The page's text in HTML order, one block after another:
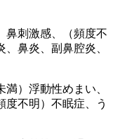
刺激感、（頻度不
鼻炎、副鼻腔炎、
）浮動性めまい、
度不明）不眠症、う